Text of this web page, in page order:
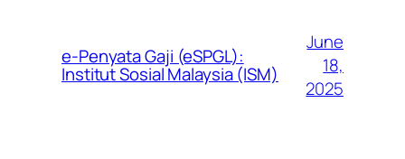
e-Penyata Gaji (eSPGL):
Institut Sosial Malaysia (ISM)
June
18,
2025